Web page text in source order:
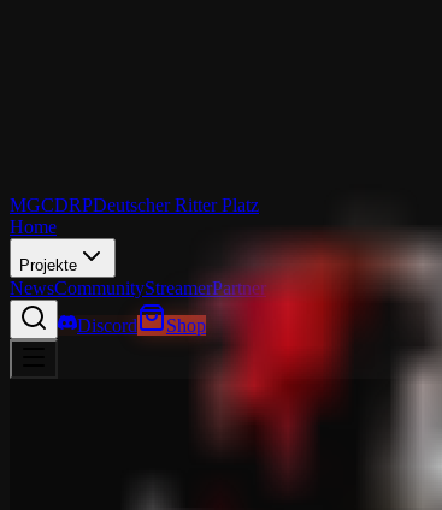
MGCDRPDeutscher Ritter Platz
Home
Projekte
NewsCommunityStreamerPartner
Discord
Shop